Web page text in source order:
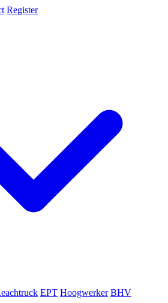
Register
EPT Hoogwerker BHV